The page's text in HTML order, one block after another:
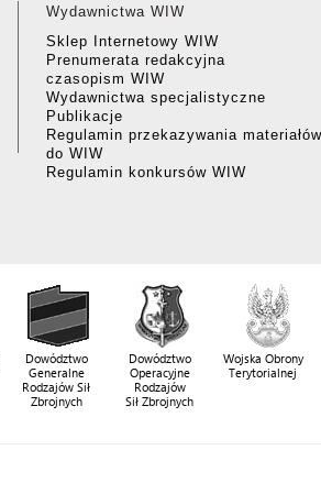
Wydawnictwa WIW
Sklep Internetowy WIW
Prenumerata redakcyjna
czasopism WIW
Wydawnictwa specjalistyczne
Publikacje
Regulamin przekazywania materiałów
do WIW
Regulamin konkursów WIW
Dowództwo
Generalne
Rodzajów Sił
Zbrojnych
Dowództwo
Operacyjne
Rodzajów
Sił Zbrojnych
Wojska Obrony
Terytorialnej